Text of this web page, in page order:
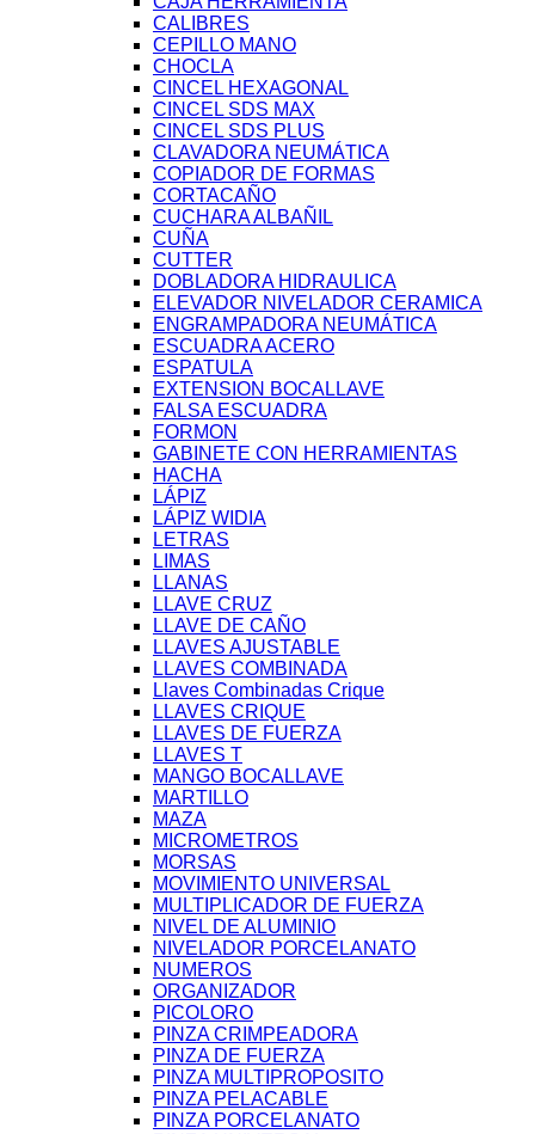
CALIBRES
CEPILLO MANO
CHOCLA
CINCEL HEXAGONAL
CINCEL SDS MAX
CINCEL SDS PLUS
CLAVADORA NEUMÁTICA
COPIADOR DE FORMAS
CORTACAÑO
CUCHARA ALBAÑIL
CUÑA
CUTTER
DOBLADORA HIDRAULICA
ELEVADOR NIVELADOR CERAMICA
ENGRAMPADORA NEUMÁTICA
ESCUADRA ACERO
ESPATULA
EXTENSION BOCALLAVE
FALSA ESCUADRA
FORMON
GABINETE CON HERRAMIENTAS
HACHA
LÁPIZ
LÁPIZ WIDIA
LETRAS
LIMAS
LLANAS
LLAVE CRUZ
LLAVE DE CAÑO
LLAVES AJUSTABLE
LLAVES COMBINADA
Llaves Combinadas Crique
LLAVES CRIQUE
LLAVES DE FUERZA
LLAVES T
MANGO BOCALLAVE
MARTILLO
MAZA
MICROMETROS
MORSAS
MOVIMIENTO UNIVERSAL
MULTIPLICADOR DE FUERZA
NIVEL DE ALUMINIO
NIVELADOR PORCELANATO
NUMEROS
ORGANIZADOR
PICOLORO
PINZA CRIMPEADORA
PINZA DE FUERZA
PINZA MULTIPROPOSITO
PINZA PELACABLE
PINZA PORCELANATO